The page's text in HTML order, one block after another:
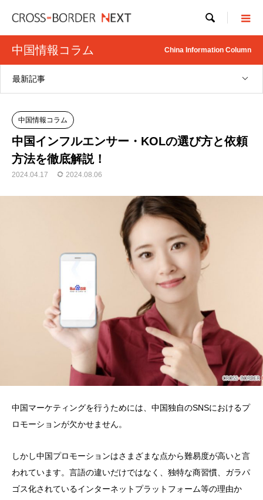

中国情報コラム China Information Column
最新記事
中国情報コラム
中国インフルエンサー・KOLの選び方と依頼
方法を徹底解説！
2024.04.17 2024.08.06
中国マーケティングを行うためには、中国独自のSNSにおけるプ
ロモーションが欠かせません。
しかし中国プロモーションはさまざまな点から難易度が高いと言
われています。言語の違いだけではなく、独特な商習慣、ガラパ
ゴス化されているインターネットプラットフォーム等の理由か